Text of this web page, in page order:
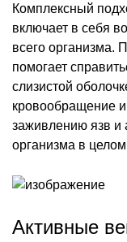
Комплексный
включает в себя
всего организма.
помогает
слизистой
кровообращение и
заживлению язв и
организма в
Активные